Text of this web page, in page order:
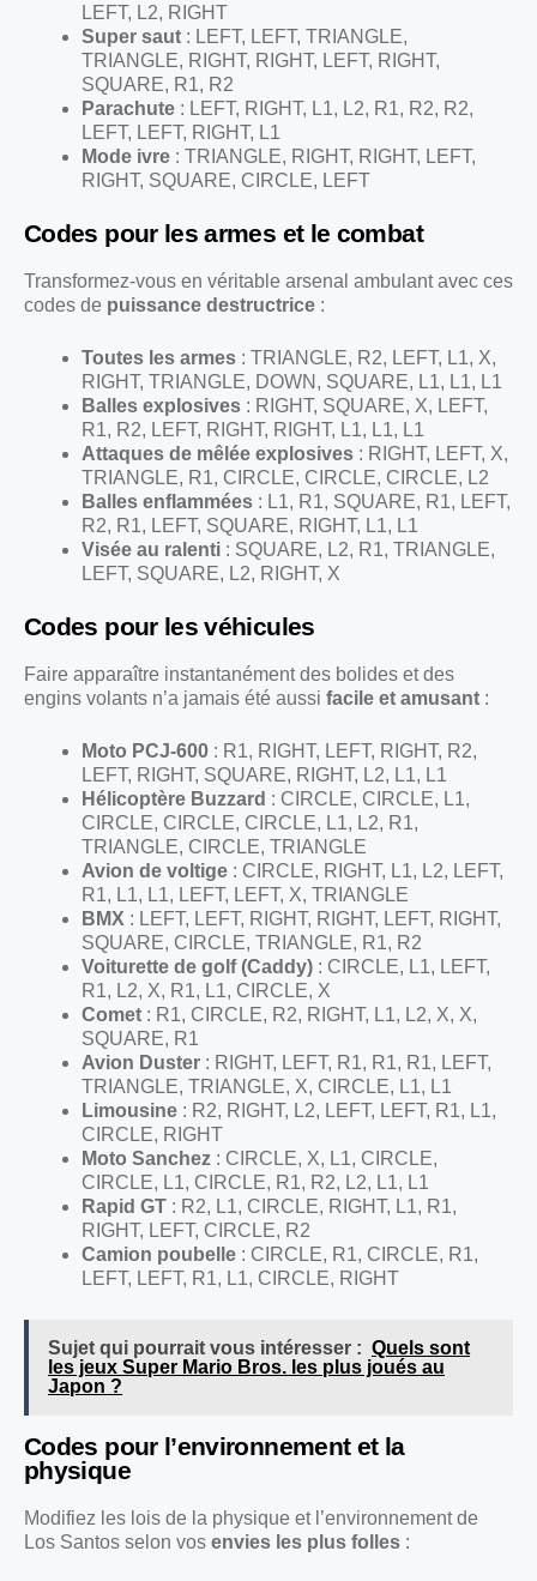
LEFT, L2, RIGHT
Super saut : LEFT, LEFT, TRIANGLE,
TRIANGLE, RIGHT, RIGHT, LEFT, RIGHT,
SQUARE, R1, R2
Parachute : LEFT, RIGHT, L1, L2, R1, R2, R2,
LEFT, LEFT, RIGHT, L1
Mode ivre : TRIANGLE, RIGHT, RIGHT, LEFT,
RIGHT, SQUARE, CIRCLE, LEFT
Codes pour les armes et le combat
Transformez-vous en véritable arsenal ambulant avec ces
codes de puissance destructrice :
Toutes les armes : TRIANGLE, R2, LEFT, L1, X,
RIGHT, TRIANGLE, DOWN, SQUARE, L1, L1, L1
Balles explosives : RIGHT, SQUARE, X, LEFT,
R1, R2, LEFT, RIGHT, RIGHT, L1, L1, L1
Attaques de mêlée explosives : RIGHT, LEFT, X,
TRIANGLE, R1, CIRCLE, CIRCLE, CIRCLE, L2
Balles enflammées : L1, R1, SQUARE, R1, LEFT,
R2, R1, LEFT, SQUARE, RIGHT, L1, L1
Visée au ralenti : SQUARE, L2, R1, TRIANGLE,
LEFT, SQUARE, L2, RIGHT, X
Codes pour les véhicules
Faire apparaître instantanément des bolides et des
engins volants n’a jamais été aussi facile et amusant :
Moto PCJ-600 : R1, RIGHT, LEFT, RIGHT, R2,
LEFT, RIGHT, SQUARE, RIGHT, L2, L1, L1
Hélicoptère Buzzard : CIRCLE, CIRCLE, L1,
CIRCLE, CIRCLE, CIRCLE, L1, L2, R1,
TRIANGLE, CIRCLE, TRIANGLE
Avion de voltige : CIRCLE, RIGHT, L1, L2, LEFT,
R1, L1, L1, LEFT, LEFT, X, TRIANGLE
BMX : LEFT, LEFT, RIGHT, RIGHT, LEFT, RIGHT,
SQUARE, CIRCLE, TRIANGLE, R1, R2
Voiturette de golf (Caddy) : CIRCLE, L1, LEFT,
R1, L2, X, R1, L1, CIRCLE, X
Comet : R1, CIRCLE, R2, RIGHT, L1, L2, X, X,
SQUARE, R1
Avion Duster : RIGHT, LEFT, R1, R1, R1, LEFT,
TRIANGLE, TRIANGLE, X, CIRCLE, L1, L1
Limousine : R2, RIGHT, L2, LEFT, LEFT, R1, L1,
CIRCLE, RIGHT
Moto Sanchez : CIRCLE, X, L1, CIRCLE,
CIRCLE, L1, CIRCLE, R1, R2, L2, L1, L1
Rapid GT : R2, L1, CIRCLE, RIGHT, L1, R1,
RIGHT, LEFT, CIRCLE, R2
Camion poubelle : CIRCLE, R1, CIRCLE, R1,
LEFT, LEFT, R1, L1, CIRCLE, RIGHT
Sujet qui pourrait vous intéresser : Quels sont
les jeux Super Mario Bros. les plus joués au
Japon ?
Codes pour l’environnement et la
physique
Modifiez les lois de la physique et l’environnement de
Los Santos selon vos envies les plus folles :